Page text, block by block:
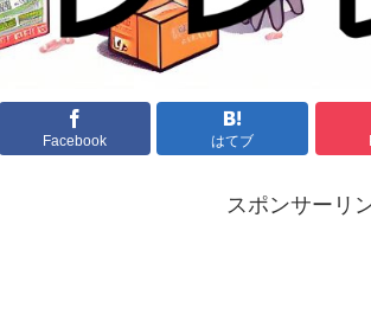
Facebook はてブ
スポンサーリ